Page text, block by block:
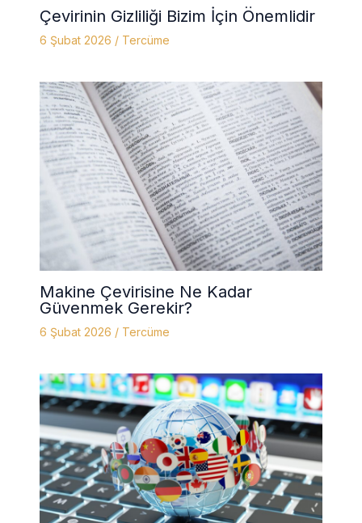
Çevirinin Gizliliği Bizim İçin Önemlidir
6 Şubat 2026 / Tercüme
Makine Çevirisine Ne Kadar
Güvenmek Gerekir?
6 Şubat 2026 / Tercüme